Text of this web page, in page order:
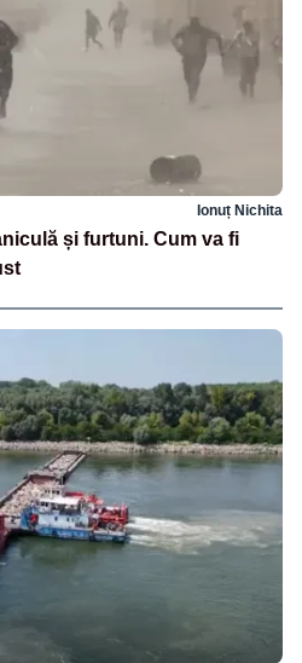
Ionuț Nichita
și furtuni. Cum va fi